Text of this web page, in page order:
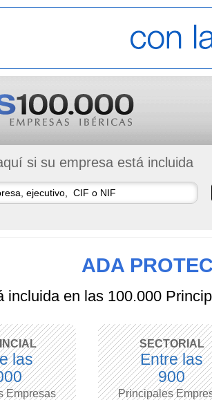
si su empresa está incluida
ADA
incluida en las 100.000
las
Empresas
SECTORIAL
Entre las
900
Principales